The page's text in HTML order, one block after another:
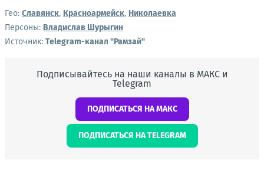
Гео: Славянск, Красноармейск, Николаевка
Персоны: Владислав Шурыгин
Источник: Telegram-канал "Рамзай"
Подписывайтесь на наши каналы в МАКС и
Telegram
ПОДПИСАТЬСЯ НА МАКС
ПОДПИСАТЬСЯ НА TELEGRAM